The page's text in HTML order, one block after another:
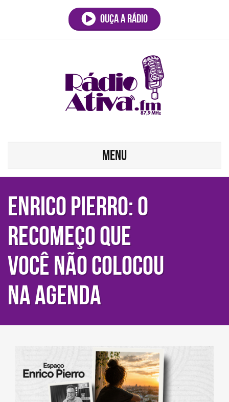
Ouça a rádio
MENU
Enrico Pierro: O
recomeço que
você não colocou
na agenda